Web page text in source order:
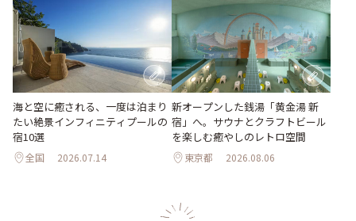
海と空に癒される、一度は泊まり
たい絶景インフィニティプールの
宿10選
全国 2026.07.14
新オープンした銭湯「黄金湯 新
宿」へ。サウナとクラフトビール
を楽しむ癒やしのレトロ空間
東京都 2026.08.06